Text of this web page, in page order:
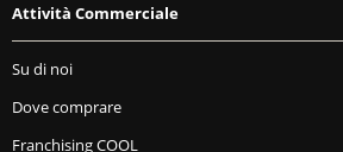
Attività Commerciale
Su di noi
Dove comprare
Franchising COOL